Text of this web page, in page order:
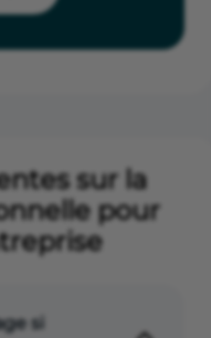
sur la
pour
si